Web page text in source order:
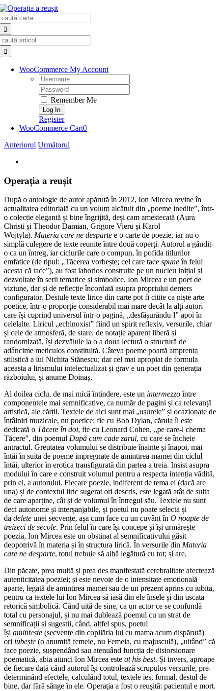
Skip
to
content
WooCommerce My Account
Username:
Password:
Remember Me
Register
WooCommerce Cart0
Anteriorul Următorul
Image
Operația a reușit
După o antologie de autor apărută în 2012, Ion Mircea revine în
actualitatea editorială cu un volum alcătuit din „poeme inedite”, într-
o colecție elegantă și bine îngrijită, deși cam amestecată (Aura
Christi și Theodor Damian, Grigore Vieru și Karol
Wojtyla). Materia care ne desparte e o carte de poezie, iar nu o
simplă culegere de texte reunite între două coperți. Autorul a gândit-
o ca un întreg, iar ciclurile care o compun, în pofida titlurilor
emfatice (de tipul: „Tăcerea vorbește; cel care tace spuneîn felul
acesta că tace”), au fost laborios construite pe un nucleu inițial și
dezvoltate în serii tematice și simbolice. Ion Mircea e un poet de
viziune, dar și de reflecție încordată asupra propriului demers
configurator. Destule texte lirice din carte pot fi citite ca niște arte
poetice, într-o proporție considerabil mai mare decât la alți autori
care își cuprind universul într-o pagină, „desfășurân­du-l” apoi în
celelalte. Liricul „echinoxist” fiind un spirit reflexiv, versurile, chiar
și cele de atmosferă, de stare, de notație aparent liberă și
randomizată, își dezvăluie la o a doua lectură o structură de
adâncime meticulos constituită. Câteva poeme poartă amprenta
stilistică a lui Nichita Stănescu; dar cel mai apropiat de formula
aceasta a lirismului intelectualizat și grav e un poet din generația
războiului, și anume Doinaș.
Al doilea ciclu, de mai mică întindere, este un intermezzoîntre
componentele mai semnificative, ca număr de pagini și ca relevanță
artistică, ale cărții. Textele de aici sunt mai „ușurele” și ocazionate de
întâlniri muzicale, nu poetice: fie cu Bob Dylan, căruia îi este
dedicată o Tăcere în doi, fie cu Leonard Cohen, „pe care-l chema
Tăcere”, din poemul După cum cade zarul, cu care se încheie
antractul. Greutatea volumului se distribuie înainte și înapoi, mai
întâi în suita de poeme impregnate de amintirea mamei din ciclul
întâi, ulterior în erotica transfigurată din partea a treia. Insist asupra
modului în care e construit volumul pentru a respecta intenția vădită,
prin el, a autorului. Fiecare poezie, indiferent de tema ei (dacă are
una) și de contextul liric sugerat ori descris, este legată atât de suita
de care aparține, cât și de volumul în întregul său. Textele nu sunt
deci autonome și interșanjabile, și poetul nu poate selecta și
da delete unei secvențe, așa cum face cu un cuvânt în O noapte de
treizeci de secole. Prin felul în care își concepe și își urmărește
poezia, Ion Mircea este un obstinat al semnificativului găsit
deopotrivă în materia și în structura lirică. În versurile din Materia
care ne desparte, totul trebuie să aibă legătură cu tot; și are.
Din păcate, prea multă și prea des manifestată cerebralitate afectează
autenticitatea poeziei; și este nevoie de o intensitate emoțională
aparte, legată de amintirea mamei sau de un prezent aprins cu iubita,
pentru ca textele lui Ion Mircea să iasă din ele însele și din uscata
retorică simbolică. Când uită de sine, ca un actor ce se confundă
total cu personajul, și nu mai dublează poemul cu un strat de
semnificații și sugestii, când, altfel spus, poetul
își amintește (secvențe din copilăria lui cu mama acum dispărută)
ori iubește (o anumită femeie, nu Femeia, cu majusculă), „uitând” că
face poezie, suspendând sau atenuând funcția de distorsionare
poematică, abia atunci Ion Mircea este at his best. Și invers, aproape
de fiecare dată când autorul își controlează scrupulos versurile, pre-
determinând efectele, calculând totul, textele ies, formal, destul de
bine, dar fără sânge în ele. Operația a fost o reușită: pacientul e mort.